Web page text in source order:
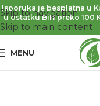
Skip to navigation
Skip to main content
Isporuka je besplatna u
u ostatku BiH preko 100
MENU